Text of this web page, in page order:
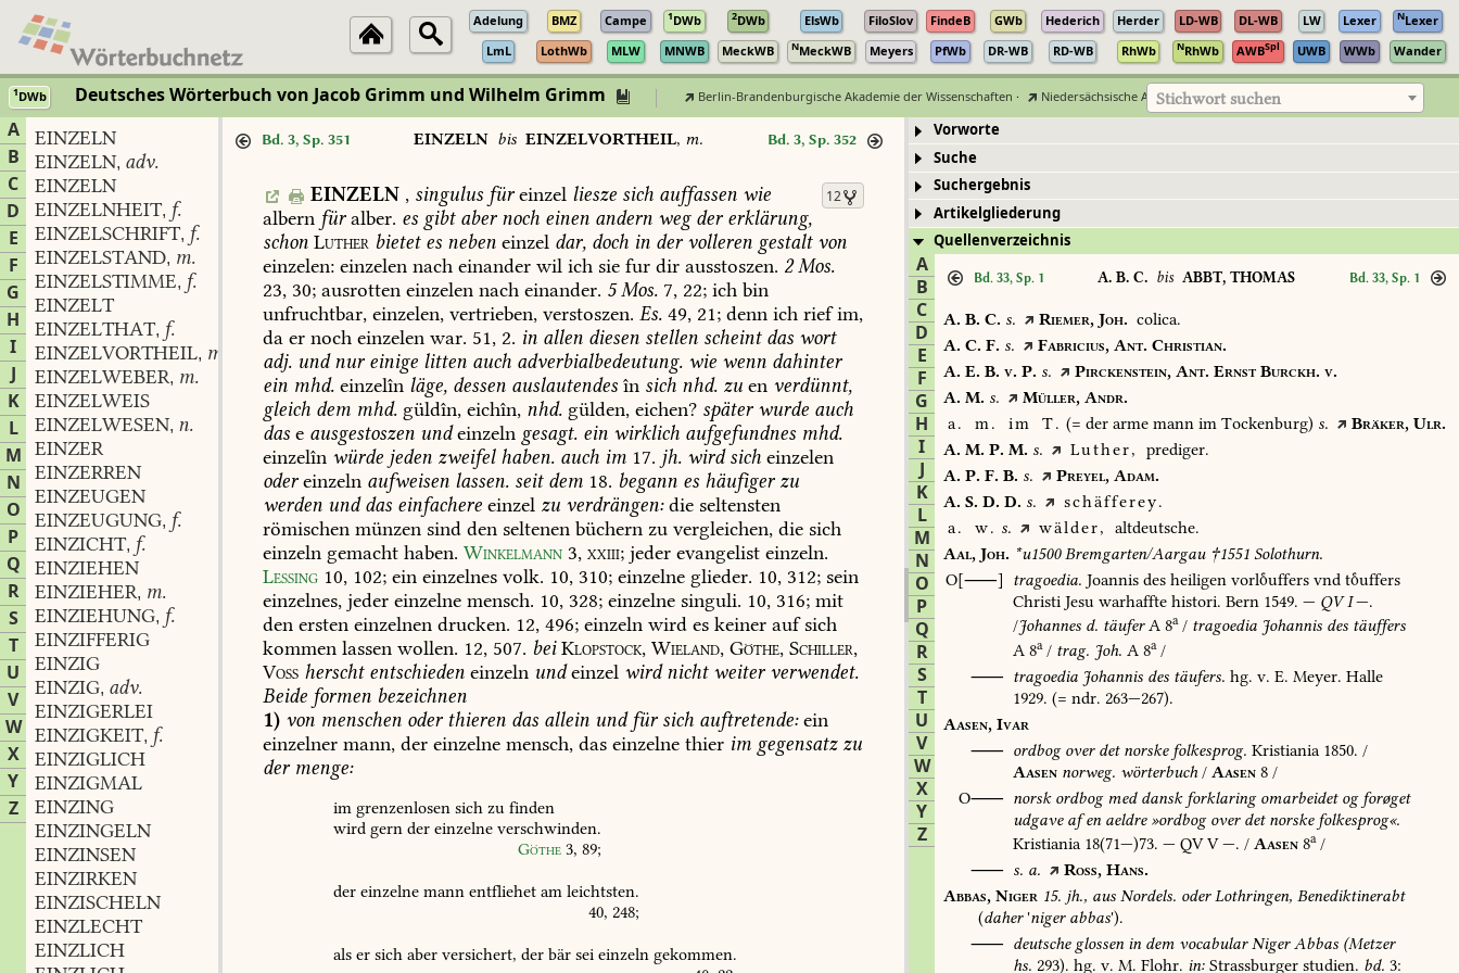
Adelung BMZ Campe 1DWb 2DWb ElsWb FiloSlov FindeB GWb Hederich Herder LD-WB DL-WB LW Lexer NLexer
LmL
LothWb MLW MNWB MeckWB NMeckWB Meyers PfWb DR-WB RD-WB RhWb NRhWb AWBSpl UWB WWb Wander
1DWb Deutsches Wörterbuch von Jacob Grimm und Wilhelm Grimm Berlin-Brandenburgische Akademie der Wissenschaften · Niedersächsische Akademie der Wissenschaften zu Göttingen
Stichwort suchen
A
B
C
D
E
F
G
H
I
J
K
L
M
N
O
P
Q
R
S
T
U
V
W
X
Y
Z
EINZELN
EINZELN, adv.
EINZELN
EINZELNHEIT, f.
EINZELSCHRIFT, f.
EINZELSTAND, m.
EINZELSTIMME, f.
EINZELT
EINZELTHAT, f.
EINZELVORTHEIL, m.
EINZELWEBER, m.
EINZELWEIS
EINZELWESEN, n.
EINZER
EINZERREN
EINZEUGEN
EINZEUGUNG, f.
EINZICHT, f.
EINZIEHEN
EINZIEHER, m.
EINZIEHUNG, f.
EINZIFFERIG
EINZIG
EINZIG, adv.
EINZIGERLEI
EINZIGKEIT, f.
EINZIGLICH
EINZIGMAL
EINZING
EINZINGELN
EINZINSEN
EINZIRKEN
EINZISCHELN
EINZLECHT
EINZLICH
Bd. 3, Sp. 351 EINZELN bis EINZELVORTHEIL, m. Bd. 3, Sp. 352
12
EINZELN , singulusfüreinzel lieszesichauffassenwie
albern füralber. es gibtabernoch einen andern wegdererklärung,
schon Luther bietetes neben einzel dar, doch in dervolleren gestaltvon
einzelen: einzelen nach einander wil ich sie fur dir ausstoszen. 2Mos.
23, 30; ausrotten einzelen nach einander. 5Mos. 7, 22; ich bin
unfruchtbar, einzelen, vertrieben, verstoszen. Es. 49, 21; denn ich riefim,
da er noch einzelen war. 51, 2. in allen diesen stellen scheintdas wort
adj. undnureinige litten auch adverbialbedeutung. wie wenn dahinter
ein mhd. einzelîn läge, dessen auslautendes în sich nhd. zu en verdünnt,
gleich dem mhd. güldîn, eichîn, nhd. gülden, eichen? späterwurde auch
das e ausgestoszen undeinzeln gesagt. ein wirklich aufgefundnes mhd.
einzelîn würde jeden zweifelhaben. auch im 17. jh. wirdsich einzelen
odereinzeln aufweisen lassen. seitdem 18. begann es häufigerzu
werden unddas einfachere einzel zu verdrängen:die seltensten
römischen münzen sind den seltenen büchern zu vergleichen, die sich
einzeln gemacht haben. Winkelmann 3, xxiii; jeder evangelist einzeln.
Lessing 10, 102; ein einzelnes volk. 10, 310; einzelne glieder. 10, 312; sein
einzelnes, jeder einzelne mensch. 10, 328; einzelne singuli. 10, 316; mit
den ersten einzelnen drucken. 12, 496; einzeln wird es keiner aufsich
kommen lassen wollen. 12, 507. bei Klopstock, Wieland, Göthe, Schiller,
Voss herschtentschieden einzeln undeinzel wirdnichtweiterverwendet.
Beide formen bezeichnen
1) von menschen oderthieren das allein undfürsich auftretende:ein
einzelner mann, der einzelne mensch, das einzelne thier im gegensatzzu
dermenge:
im grenzenlosen sich zu finden
wird gern der einzelne verschwinden.
Göthe 3, 89;
der einzelne mann entfliehet am leichtsten.
40, 248;
als er sich aber versichert, der bär sei einzeln gekommen.
Vorworte
Suche
Suchergebnis
Artikelgliederung
Quellenverzeichnis
A
B
C
D
E
F
G
H
I
J
K
L
M
N
O
P
Q
R
S
T
U
V
W
X
Y
Z
Bd. 33, Sp. 1 A. B. C. bis ABBT, THOMAS Bd. 33, Sp. 1
A. B. C. s. Riemer, Joh. colica.
A. C. F. s. Fabricius, Ant. Christian.
A. E. B. v. P. s. Pirckenstein, Ant. ErnstBurckh. v.
A. M. s. Müller, Andr.
a.
m. im T. (= der arme mann im Tockenburg) s. Bräker, Ulr.
A. M. P. M. s. Luther,
prediger.
A. P. F. B. s. Preyel, Adam.
A. S. D. D. s.
schäfferey.
a.
w. s. wälder,
altdeutsche.
Aal, Joh. *u1500Bremgarten/Aargau†1551 Solothurn.
O[⸺]
tragoedia. Joannis des heiligen vorluffers vnd tuffers
Christi Jesu warhaffte histori. Bern 1549. — QVI—.
/Johannes d. täuferA 8a/ tragoedia Johannis des täuffers
A 8a/ trag. Joh. A 8a/
⸺ tragoedia Johannis des täufers. hg. v. E. Meyer. Halle
1929. (= ndr. 263—267).
Aasen, Ivar
⸺ ordbogoverdetnorskefolkesprog. Kristiania 1850. /
Aasen norweg. wörterbuch/ Aasen 8 /
O⸺ norskordbogmeddanskforklaringomarbeidetogforøget
udgaveafenaeldre»ordbogoverdetnorskefolkesprog«.
Kristiania 18(71—)73. — QVV—. / Aasen 8a/
⸺ s. a. Ross, Hans.
Abbas, Niger 15. jh., aus Nordels. oderLothringen, Benediktinerabt
(daher'nigerabbas').
⸺ deutscheglossenindem vocabularNigerAbbas (Metzer
hs. 293). hg. v. M. Flohr. in: Strassburger studien. bd. 3: